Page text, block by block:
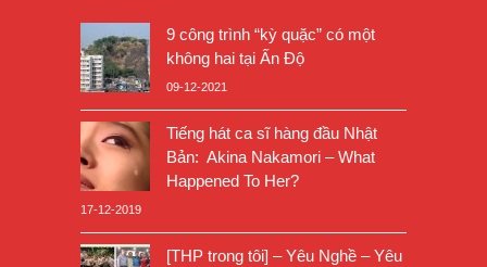
9 công trình “kỳ quặc” có một
không hai tại Ấn Độ
09-12-2021
Tiếng hát ca sĩ hàng đầu Nhật
Bản: Akina Nakamori – What
Happened To Her?
17-12-2019
[THP trong tôi] – Yêu Nghề – Yêu